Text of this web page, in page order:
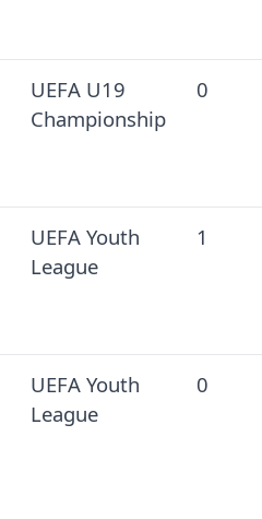
UEFA U19
Championship
0
UEFA Youth
League
1
UEFA Youth
League
0